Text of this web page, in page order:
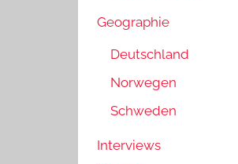
Geographie
Deutschland
Norwegen
Schweden
Interviews